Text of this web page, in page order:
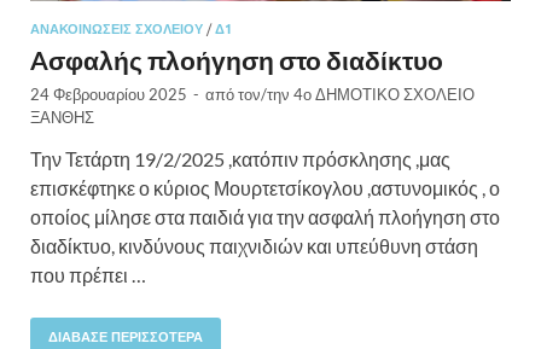
ΑΝΑΚΟΙΝΏΣΕΙΣ ΣΧΟΛΕΊΟΥ /Δ1
Aσφαλής πλοήγηση στο διαδίκτυο
24 Φεβρουαρίου 2025 - από τον/την 4ο ΔΗΜΟΤΙΚΟ ΣΧΟΛΕΙΟ
ΞΑΝΘΗΣ
Την Τετάρτη 19/2/2025 ,κατόπιν πρόσκλησης ,μας
επισκέφτηκε ο κύριος Μουρτετσίκογλου ,αστυνομικός , ο
οποίος μίλησε στα παιδιά για την ασφαλή πλοήγηση στο
διαδίκτυο, κινδύνους παιχνιδιών και υπεύθυνη στάση
που πρέπει …
ΔΙΆΒΑΣΕ ΠΕΡΙΣΣΌΤΕΡΑ